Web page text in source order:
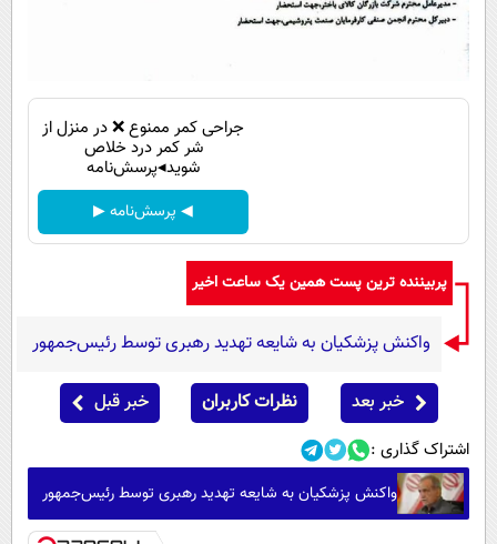
جراحی کمر ممنوع ❌ در منزل از
شر کمر درد خلاص
شوید◂پرسش‌نامه
◀ پرسش‌نامه ▶
پربیننده ترین پست همین یک ساعت اخیر
واکنش پزشکیان به شایعه تهدید رهبری توسط رئیس‌جمهور
خبر بعد نظرات کاربران خبر قبل
اشتراک گذاری :
واکنش پزشکیان به شایعه تهدید رهبری توسط رئیس‌جمهور